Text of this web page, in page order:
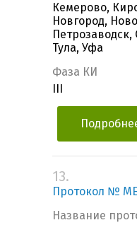
Кемерово,
Новгород,
Тула, Уфа
Фаза КИ
13.
Протокол №
Название